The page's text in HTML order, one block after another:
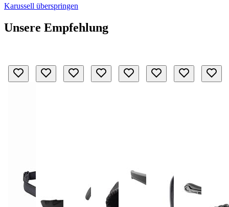
Karussell überspringen
Unsere Empfehlung